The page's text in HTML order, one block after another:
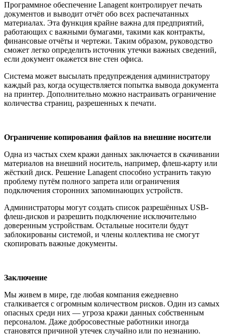
Программное обеспечение Lanagent контролирует печать
документов и выводит отчёт обо всех распечатанных
материалах. Эта функция крайне важна для предприятий,
работающих с важными бумагами, такими как контракты,
финансовые отчёты и чертежи. Таким образом, руководство
сможет легко определить источник утечки важных сведений,
если документ окажется вне стен офиса.
Система может высылать предупреждения администратору
каждый раз, когда осуществляется попытка вывода документа
на принтер. Дополнительно можно настраивать ограничение
количества страниц, разрешенных к печати.
Ограничение копирования файлов на внешние носители
Одна из частых схем кражи данных заключается в скачивании
материалов на внешний носитель, например, флеш-карту или
жёсткий диск. Решение Lanagent способно устранить такую
проблему путём полного запрета или ограничения
подключения сторонних запоминающих устройств.
Администраторы могут создать список разрешённых USB-
флеш-дисков и разрешить подключение исключительно
доверенным устройствам. Остальные носители будут
заблокированы системой, и члены коллектива не смогут
скопировать важные документы.
Заключение
Мы живем в мире, где любая компания ежедневно
сталкивается с огромным количеством рисков. Один из самых
опасных среди них — угроза кражи данных собственным
персоналом. Даже добросовестные работники иногда
становятся причиной утечек случайно или по незнанию.